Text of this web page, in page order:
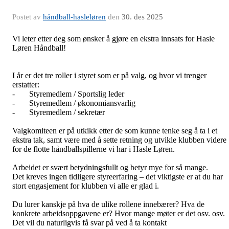
Postet av håndball-hasleløren den 30. des 2025
Vi leter etter deg som ønsker å gjøre en ekstra innsats for Hasle
Løren Håndball!
I år er det tre roller i styret som er på valg, og hvor vi trenger
erstatter:
- Styremedlem / Sportslig leder
- Styremedlem / økonomiansvarlig
- Styremedlem / sekretær
Valgkomiteen er på utkikk etter de som kunne tenke seg å ta i et
ekstra tak, samt være med å sette retning og utvikle klubben videre
for de flotte håndballspillerne vi har i Hasle Løren.
Arbeidet er svært betydningsfullt og betyr mye for så mange.
Det kreves ingen tidligere styreerfaring – det viktigste er at du har
stort engasjement for klubben vi alle er glad i.
Du lurer kanskje på hva de ulike rollene innebærer? Hva de
konkrete arbeidsoppgavene er? Hvor mange møter er det osv. osv.
Det vil du naturligvis få svar på ved å ta kontakt